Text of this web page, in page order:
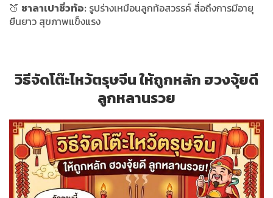
🍑 ซาลาเปาซิ่วท้อ: รูปร่างเหมือนลูกท้อสวรรค์ สื่อถึงการมีอายุ
ยืนยาว สุขภาพแข็งแรง
วิธีจัดโต๊ะไหว้ตรุษจีน ให้ถูกหลัก ฮวงจุ้ยดี
ลูกหลานรวย